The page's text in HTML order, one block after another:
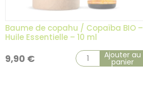
Baume de copahu / Copaïba BIO –
Huile Essentielle – 10 ml
9,90 € Ajouter au
panier